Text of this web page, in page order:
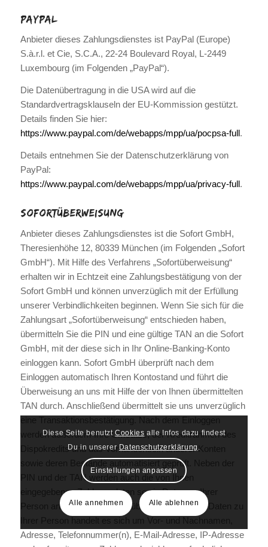
PayPal
Anbieter dieses Zahlungsdienstes ist PayPal (Europe)
S.à.r.l. et Cie, S.C.A., 22-24 Boulevard Royal, L-2449
Luxembourg (im Folgenden „PayPal“).
Die Datenübertragung in die USA wird auf die
Standardvertragsklauseln der EU-Kommission gestützt.
Details finden Sie hier:
https://www.paypal.com/de/webapps/mpp/ua/pocpsa-full.
Details entnehmen Sie der Datenschutzerklärung von
PayPal:
https://www.paypal.com/de/webapps/mpp/ua/privacy-full.
Sofort­überweisung
Anbieter dieses Zahlungsdienstes ist die Sofort GmbH,
Theresienhöhe 12, 80339 München (im Folgenden „Sofort
GmbH“). Mit Hilfe des Verfahrens „Sofortüberweisung“
erhalten wir in Echtzeit eine Zahlungsbestätigung von der
Sofort GmbH und können unverzüglich mit der Erfüllung
unserer Verbindlichkeiten beginnen. Wenn Sie sich für die
Zahlungsart „Sofortüberweisung“ entschieden haben,
übermitteln Sie die PIN und eine gültige TAN an die Sofort
GmbH, mit der diese sich in Ihr Online-Banking-Konto
einloggen kann. Sofort GmbH überprüft nach dem
Einloggen automatisch Ihren Kontostand und führt die
Überweisung an uns mit Hilfe der von Ihnen übermittelten
TAN durch. Anschließend übermittelt sie uns unverzüglich
werden außerdem Ihre Umsätze, der Kreditrahmen des
Dispokredits und das Vorhandensein anderer Konten
sowie deren Bestände automatisiert geprüft. Neben der
PIN und der TAN werden auch die von Ihnen
eingegebenen Zahlungsdaten sowie Daten zu Ihrer
Person an die Sofort GmbH übermittelt. Bei den Daten zu
Adresse, Telefonnummer(n), E-Mail-Adresse, IP-Adresse
Diese Seite benutztCookies alle Infos dazu findest
Du in unserer Datenschutzerklärung
Einstellungen anpassen
Alle annehmen Alle ablehnen